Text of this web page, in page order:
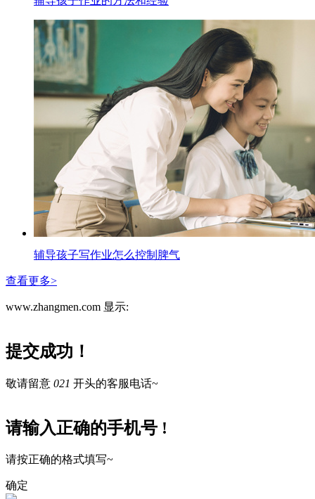
辅导孩子写作业怎么控制脾气
查看更多>
www.zhangmen.com 显示:
提交成功！
敬请留意 021 开头的客服电话~
请输入正确的手机号 !
请按正确的格式填写~
确定